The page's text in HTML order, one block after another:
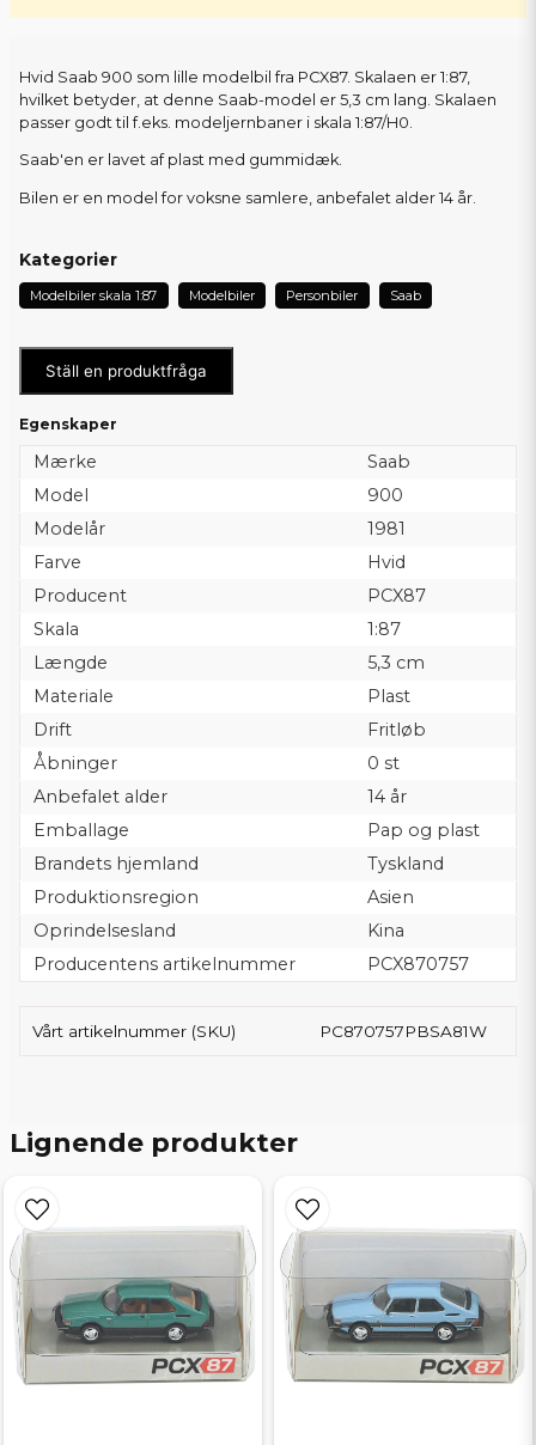
Hvid Saab 900 som lille modelbil fra PCX87. Skalaen er 1:87,
hvilket betyder, at denne Saab-model er 5,3 cm lang. Skalaen
passer godt til f.eks. modeljernbaner i skala 1:87/H0.
Saab'en er lavet af plast med gummidæk.
Bilen er en model for voksne samlere, anbefalet alder 14 år.
Kategorier
Modelbiler skala 1:87 Modelbiler Personbiler Saab
Ställ en produktfråga
Egenskaper
Mærke
Saab
Model
900
Modelår
1981
Farve
Hvid
Producent
PCX87
Skala
1:87
Længde
5,3 cm
Materiale
Plast
Drift
Fritløb
Åbninger
0 st
Anbefalet alder
14 år
Emballage
Pap og plast
Brandets hjemland
Tyskland
Produktionsregion
Asien
Oprindelsesland
Kina
Producentens artikelnummer
PCX870757
Vårt artikelnummer (SKU) PC870757PBSA81W
Lignende produkter